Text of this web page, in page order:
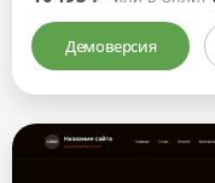
Демоверсия